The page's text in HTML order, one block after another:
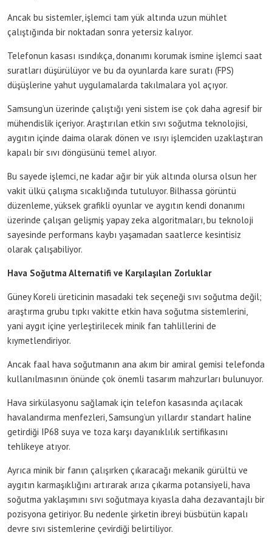
Ancak bu sistemler, işlemci tam yük altında uzun mühlet
çalıştığında bir noktadan sonra yetersiz kalıyor.
Telefonun kasası ısındıkça, donanımı korumak ismine işlemci saat
suratları düşürülüyor ve bu da oyunlarda kare suratı (FPS)
düşüşlerine yahut uygulamalarda takılmalara yol açıyor.
Samsung’un üzerinde çalıştığı yeni sistem ise çok daha agresif bir
mühendislik içeriyor. Araştırılan etkin sıvı soğutma teknolojisi,
aygıtın içinde daima olarak dönen ve ısıyı işlemciden uzaklaştıran
kapalı bir sıvı döngüsünü temel alıyor.
Bu sayede işlemci, ne kadar ağır bir yük altında olursa olsun her
vakit ülkü çalışma sıcaklığında tutuluyor. Bilhassa görüntü
düzenleme, yüksek grafikli oyunlar ve aygıtın kendi donanımı
üzerinde çalışan gelişmiş yapay zeka algoritmaları, bu teknoloji
sayesinde performans kaybı yaşamadan saatlerce kesintisiz
olarak çalışabiliyor.
Hava Soğutma Alternatifi ve Karşılaşılan Zorluklar
Güney Koreli üreticinin masadaki tek seçeneği sıvı soğutma değil;
araştırma grubu tıpkı vakitte etkin hava soğutma sistemlerini,
yani aygıt içine yerleştirilecek minik fan tahlillerini de
kıymetlendiriyor.
Ancak faal hava soğutmanın ana akım bir amiral gemisi telefonda
kullanılmasının önünde çok önemli tasarım mahzurları bulunuyor.
Hava sirkülasyonu sağlamak için telefon kasasında açılacak
havalandırma menfezleri, Samsung’un yıllardır standart haline
getirdiği IP68 suya ve toza karşı dayanıklılık sertifikasını
tehlikeye atıyor.
Ayrıca minik bir fanın çalışırken çıkaracağı mekanik gürültü ve
aygıtın karmaşıklığını artırarak arıza çıkarma potansiyeli, hava
soğutma yaklaşımını sıvı soğutmaya kıyasla daha dezavantajlı bir
pozisyona getiriyor. Bu nedenle şirketin ibreyi büsbütün kapalı
devre sıvı sistemlerine çevirdiği belirtiliyor.